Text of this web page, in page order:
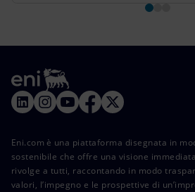
Eni.com è una piattaforma disegnata in
sostenibile che offre una visione
rivolge a tutti, raccontando in modo
valori, l’impegno e le prospettive di